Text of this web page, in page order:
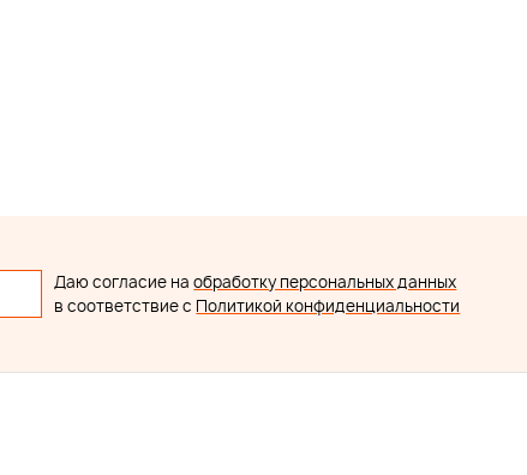
Даю согласие наобработку персональных данных
в соответствие с Политикой конфиденциальности